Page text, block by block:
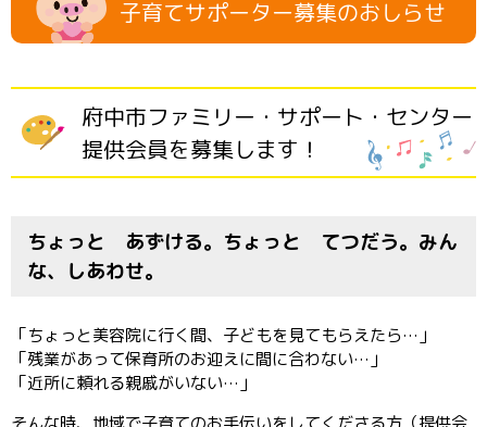
子育てサポーター募集のおしらせ
府中市ファミリー・サポート・センター
提供会員を募集します！
ちょっと あずける。ちょっと てつだう。みん
な、しあわせ。
「ちょっと美容院に行く間、子どもを見てもらえたら…」
「残業があって保育所のお迎えに間に合わない…」
「近所に頼れる親戚がいない…」